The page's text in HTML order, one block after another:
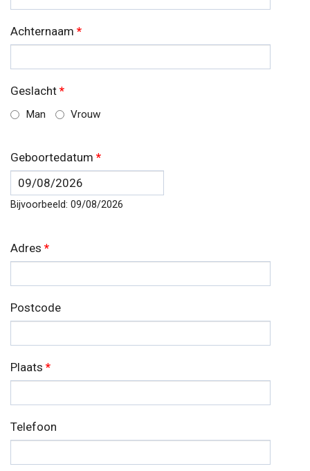
Achternaam *
Geslacht *
Man Vrouw
Geboortedatum *
Datum
Bijvoorbeeld: 09/08/2026
Adres *
Postcode
Plaats *
Telefoon